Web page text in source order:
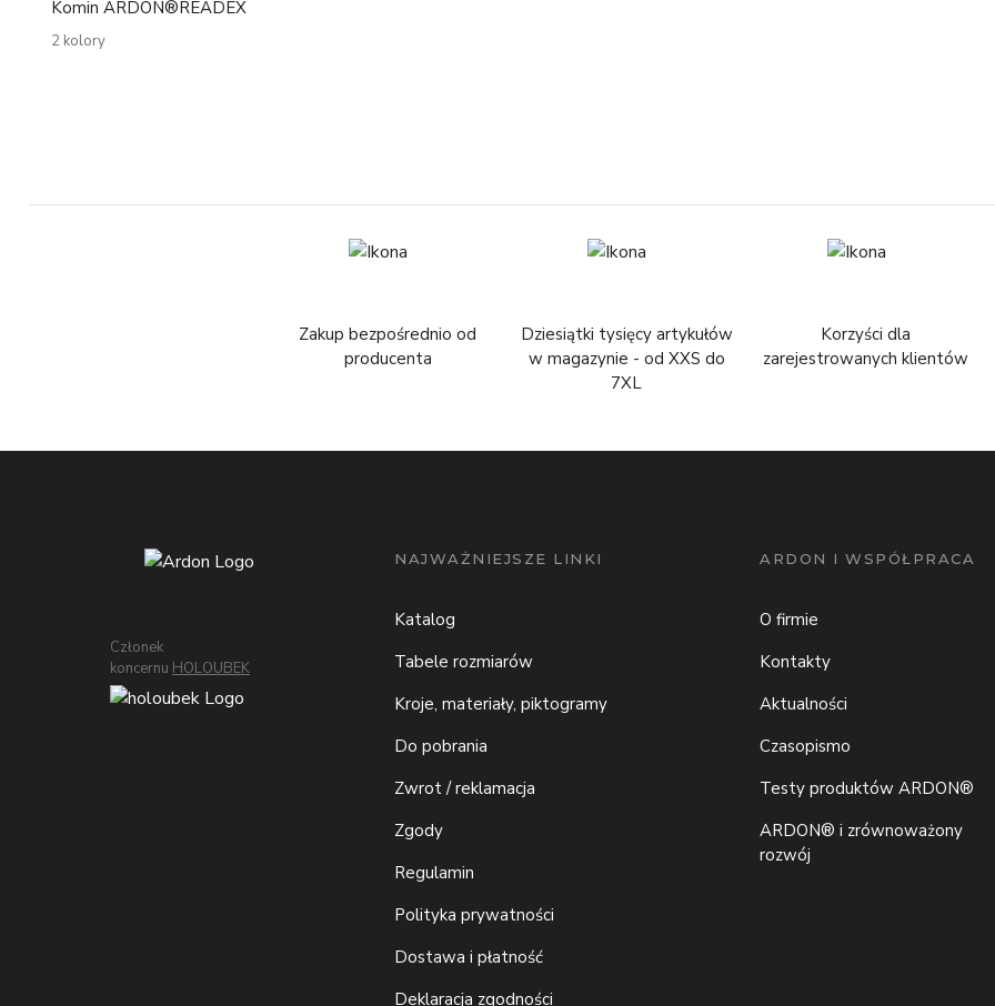
Komin ARDON®READEX
2 kolory
Zakup bezpośrednio od
producenta
Dziesiątki tysięcy artykułów
w magazynie - od XXS do
7XL
Korzyści dla
zarejestrowanych klientów
Członek
koncernu HOLOUBEK
NAJWAŻNIEJSZE LINKI
Katalog
Tabele rozmiarów
Kroje, materiały, piktogramy
Do pobrania
Zwrot / reklamacja
Zgody
Regulamin
Polityka prywatności
Dostawa i płatność
Deklaracja zgodności
ARDON I WSPÓŁPRACA
O firmie
Kontakty
Aktualności
Czasopismo
Testy produktów ARDON®
ARDON® i zrównoważony
rozwój